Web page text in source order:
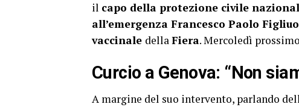
il capo della protezione civile
all’emergenza Francesco Paolo
vaccinale dellaFiera. Mercoledì
Curcio a Genova: “Non
A margine del suo intervento, parlando